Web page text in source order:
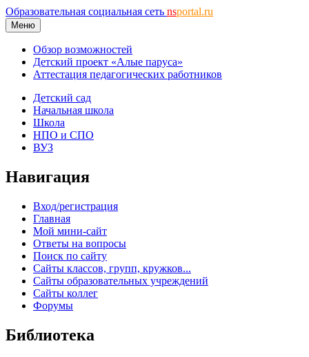
Образовательная социальная сеть nsportal.ru
Меню
Обзор возможностей
Детский проект «Алые паруса»
Аттестация педагогических работников
Детский сад
Начальная школа
Школа
НПО и СПО
ВУЗ
Навигация
Вход/регистрация
Главная
Мой мини-сайт
Ответы на вопросы
Поиск по сайту
Сайты классов, групп, кружков...
Сайты образовательных учреждений
Сайты коллег
Форумы
Библиотека